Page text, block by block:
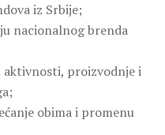
iz Srbije;
nacionalnog brenda
aktivnosti, proizvodnje i
obima i promenu